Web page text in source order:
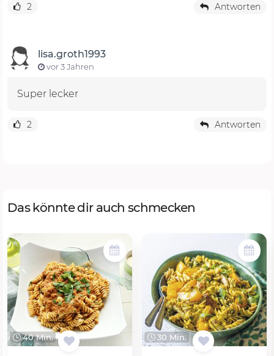
2 Antworten
lisa.groth1993
vor 3 Jahren
Super lecker
2 Antworten
Das könnte dir auch schmecken
40 Min. 30 Min.